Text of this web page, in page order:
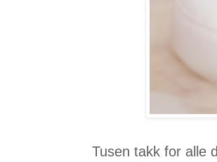
Tusen takk for alle